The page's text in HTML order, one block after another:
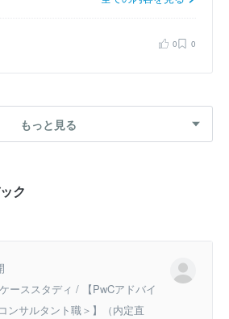
0 0
もっと見る
ク
ーススタディ / 【PwCアドバイ
ンサルタント職＞】（内定直